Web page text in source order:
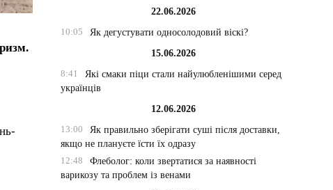
22.06.2026
10:05
Як дегустувати односолодовий віскі?
15.06.2026
8:41
Які смаки піци стали найулюбленішими серед
українців
12.06.2026
13:00
Як правильно зберігати суші після доставки,
якщо не плануєте їсти їх одразу
12:48
Флеболог: коли звертатися за наявності
варикозу та проблем із венами